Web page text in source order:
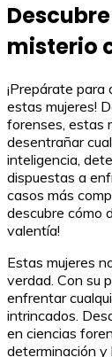
misterio
¡Prepárate
estas mujeres!
forenses, estas
desentrañar
inteligencia,
dispuestas a
casos más
descubre cómo
valentía!
Estas mujeres
verdad. Con su
enfrentar
intrincados.
en ciencias
determinación y